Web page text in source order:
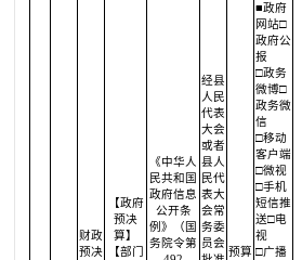
财政
预决
【政府
预决
算】
【部门
《中华人
民共和国
政府信息
公开条
例》（国
务院令第
经县
人民
代表
大会
或者
县人
民代
表大
会常
务委
员会
预算
■政府
网站□
政府公
报
□政务
微博□
政务微
信
□移动
客户端
□微视
□手机
短信推
送□电
视
□广播